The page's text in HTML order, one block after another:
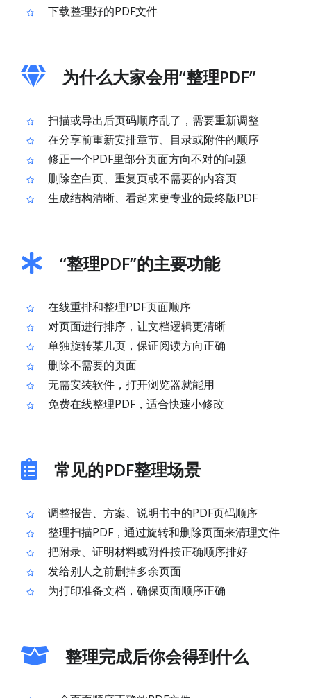
下载整理好的PDF文件
为什么大家会用“整理PDF”
扫描或导出后页码顺序乱了，需要重新调整
在分享前重新安排章节、目录或附件的顺序
修正一个PDF里部分页面方向不对的问题
删除空白页、重复页或不需要的内容页
生成结构清晰、看起来更专业的最终版PDF
“整理PDF”的主要功能
在线重排和整理PDF页面顺序
对页面进行排序，让文档逻辑更清晰
单独旋转某几页，保证阅读方向正确
删除不需要的页面
无需安装软件，打开浏览器就能用
免费在线整理PDF，适合快速小修改
常见的PDF整理场景
调整报告、方案、说明书中的PDF页码顺序
整理扫描PDF，通过旋转和删除页面来清理文件
把附录、证明材料或附件按正确顺序排好
发给别人之前删掉多余页面
为打印准备文档，确保页面顺序正确
整理完成后你会得到什么